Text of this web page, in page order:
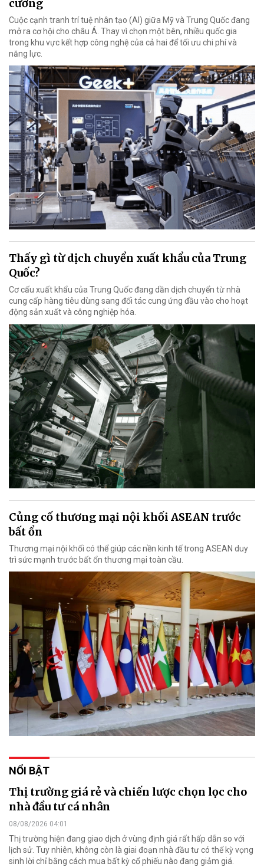
cường
Cuộc cạnh tranh trí tuệ nhân tạo (AI) giữa Mỹ và Trung Quốc đang
mở ra cơ hội cho châu Á. Thay vì chọn một bên, nhiều quốc gia
trong khu vực kết hợp công nghệ của cả hai để tối ưu chi phí và
năng lực.
Thấy gì từ dịch chuyển xuất khẩu của Trung
Quốc?
Cơ cấu xuất khẩu của Trung Quốc đang dần dịch chuyển từ nhà
cung cấp hàng tiêu dùng sang đối tác cung ứng đầu vào cho hoạt
động sản xuất và công nghiệp hóa.
Củng cố thương mại nội khối ASEAN trước
bất ổn
Thương mại nội khối có thể giúp các nền kinh tế trong ASEAN duy
trì sức mạnh trước bất ổn thương mại toàn cầu.
NỔI BẬT
Thị trường giá rẻ và chiến lược chọn lọc cho
nhà đầu tư cá nhân
08/08/2026 04:01
Thị trường hiện đang giao dịch ở vùng định giá rất hấp dẫn so với
lịch sử. Tuy nhiên, không còn là giai đoạn nhà đầu tư có thể kỳ vọng
sinh lời chỉ bằng cách mua bất kỳ cổ phiếu nào đang giảm giá.